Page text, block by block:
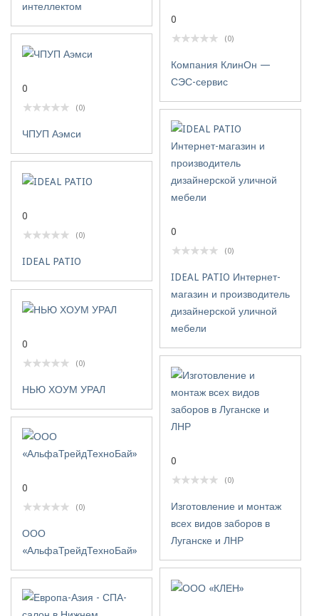
интеллектом
0
(0)
Компания КлинОн —
СЭС-сервис
0
(0)
ЧПУП Аэмси
0
(0)
IDEAL PATIO Интернет-
магазин и производитель
дизайнерской уличной
мебели
0
(0)
IDEAL PATIO
0
(0)
НЬЮ ХОУМ УРАЛ
0
(0)
Изготовление и монтаж
всех видов заборов в
Луганске и ЛНР
0
(0)
ООО
«АльфаТрейдТехноБай»